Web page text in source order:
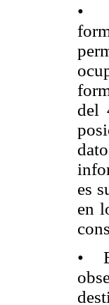
•
del
es
en
•